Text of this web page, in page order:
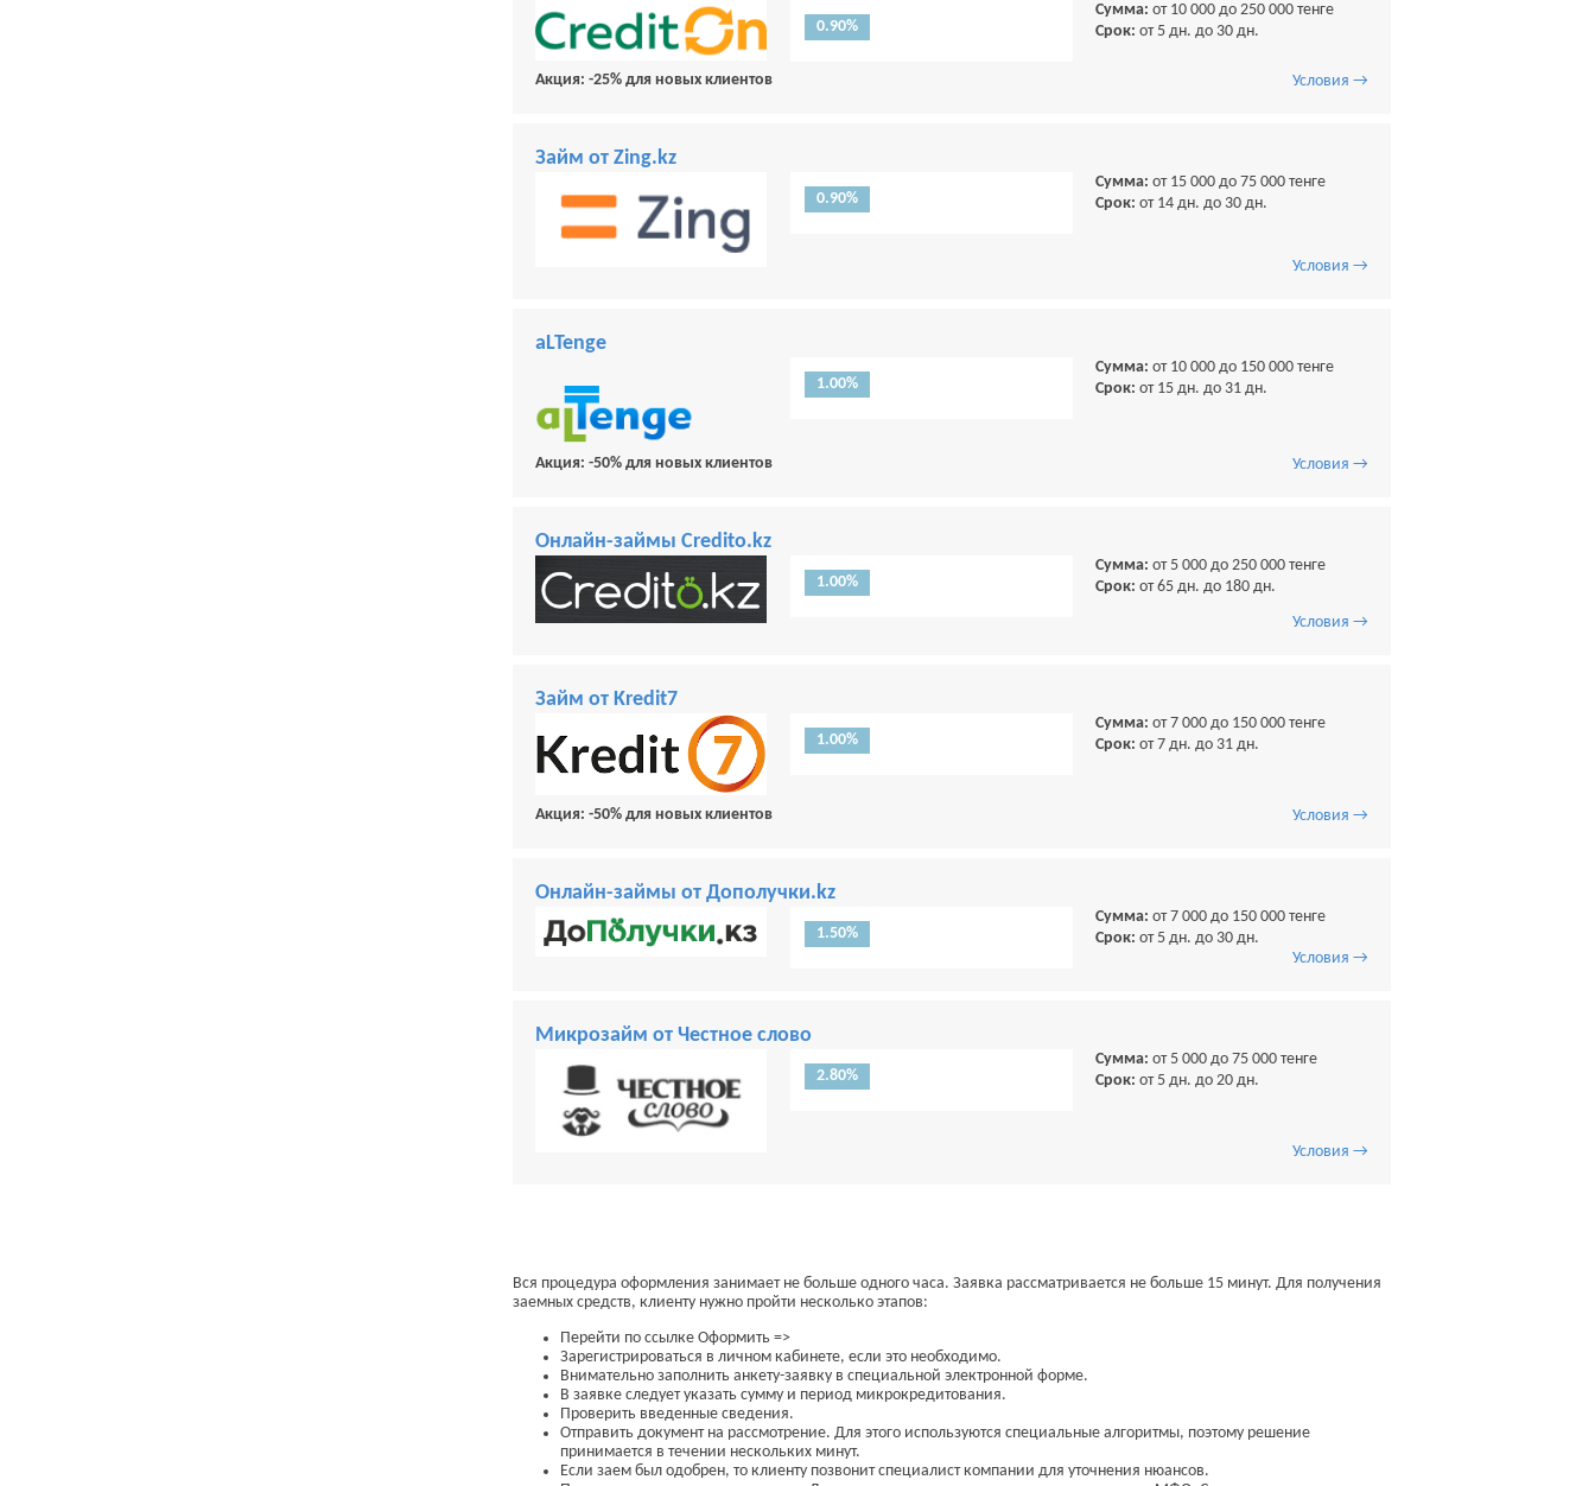
0.90%
Сумма: от 10 000 до 250 000 тенге
Срок: от 5 дн. до 30 дн.
Акция: -25% для новых клиентов Условия →
Займ от Zing.kz
0.90%
Сумма: от 15 000 до 75 000 тенге
Срок: от 14 дн. до 30 дн.
Условия →
aLTenge
1.00%
Сумма: от 10 000 до 150 000 тенге
Срок: от 15 дн. до 31 дн.
Акция: -50% для новых клиентов Условия →
Онлайн-займы Credito.kz
1.00%
Сумма: от 5 000 до 250 000 тенге
Срок: от 65 дн. до 180 дн.
Условия →
Займ от Kredit7
1.00%
Сумма: от 7 000 до 150 000 тенге
Срок: от 7 дн. до 31 дн.
Акция: -50% для новых клиентов Условия →
Онлайн-займы от Дополучки.kz
1.50%
Сумма: от 7 000 до 150 000 тенге
Срок: от 5 дн. до 30 дн.
Условия →
Микрозайм от Честное слово
2.80%
Сумма: от 5 000 до 75 000 тенге
Срок: от 5 дн. до 20 дн.
Условия →
Вся процедура оформления занимает не больше одного часа. Заявка рассматривается не больше 15 минут. Для получения
заемных средств, клиенту нужно пройти несколько этапов:
Перейти по ссылке Оформить =>
Зарегистрироваться в личном кабинете, если это необходимо.
Внимательно заполнить анкету-заявку в специальной электронной форме.
В заявке следует указать сумму и период микрокредитования.
Проверить введенные сведения.
Отправить документ на рассмотрение. Для этого используются специальные алгоритмы, поэтому решение
принимается в течении нескольких минут.
Если заем был одобрен, то клиенту позвонит специалист компании для уточнения нюансов.